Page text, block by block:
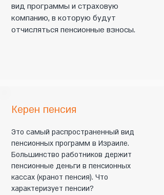
вид программы и страховую
компанию, в которую будут
отчисляться пенсионные взносы.
Керен пенсия
Это самый распространенный вид
пенсионных программ в Израиле.
Большинство работников держит
пенсионные деньги в пенсионных
кассах (кранот пенсия). Что
характеризует пенсии?